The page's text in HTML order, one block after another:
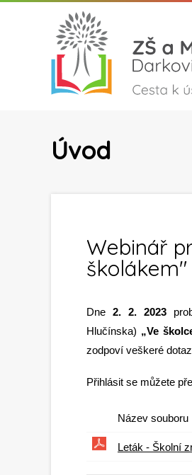
Úvod
Webinář
školákem"
Dne 2. 2. 2023
Hlučínska) „Ve
zodpoví veškeré
Přihlásit se můžete
Název souboru
Leták - Školní